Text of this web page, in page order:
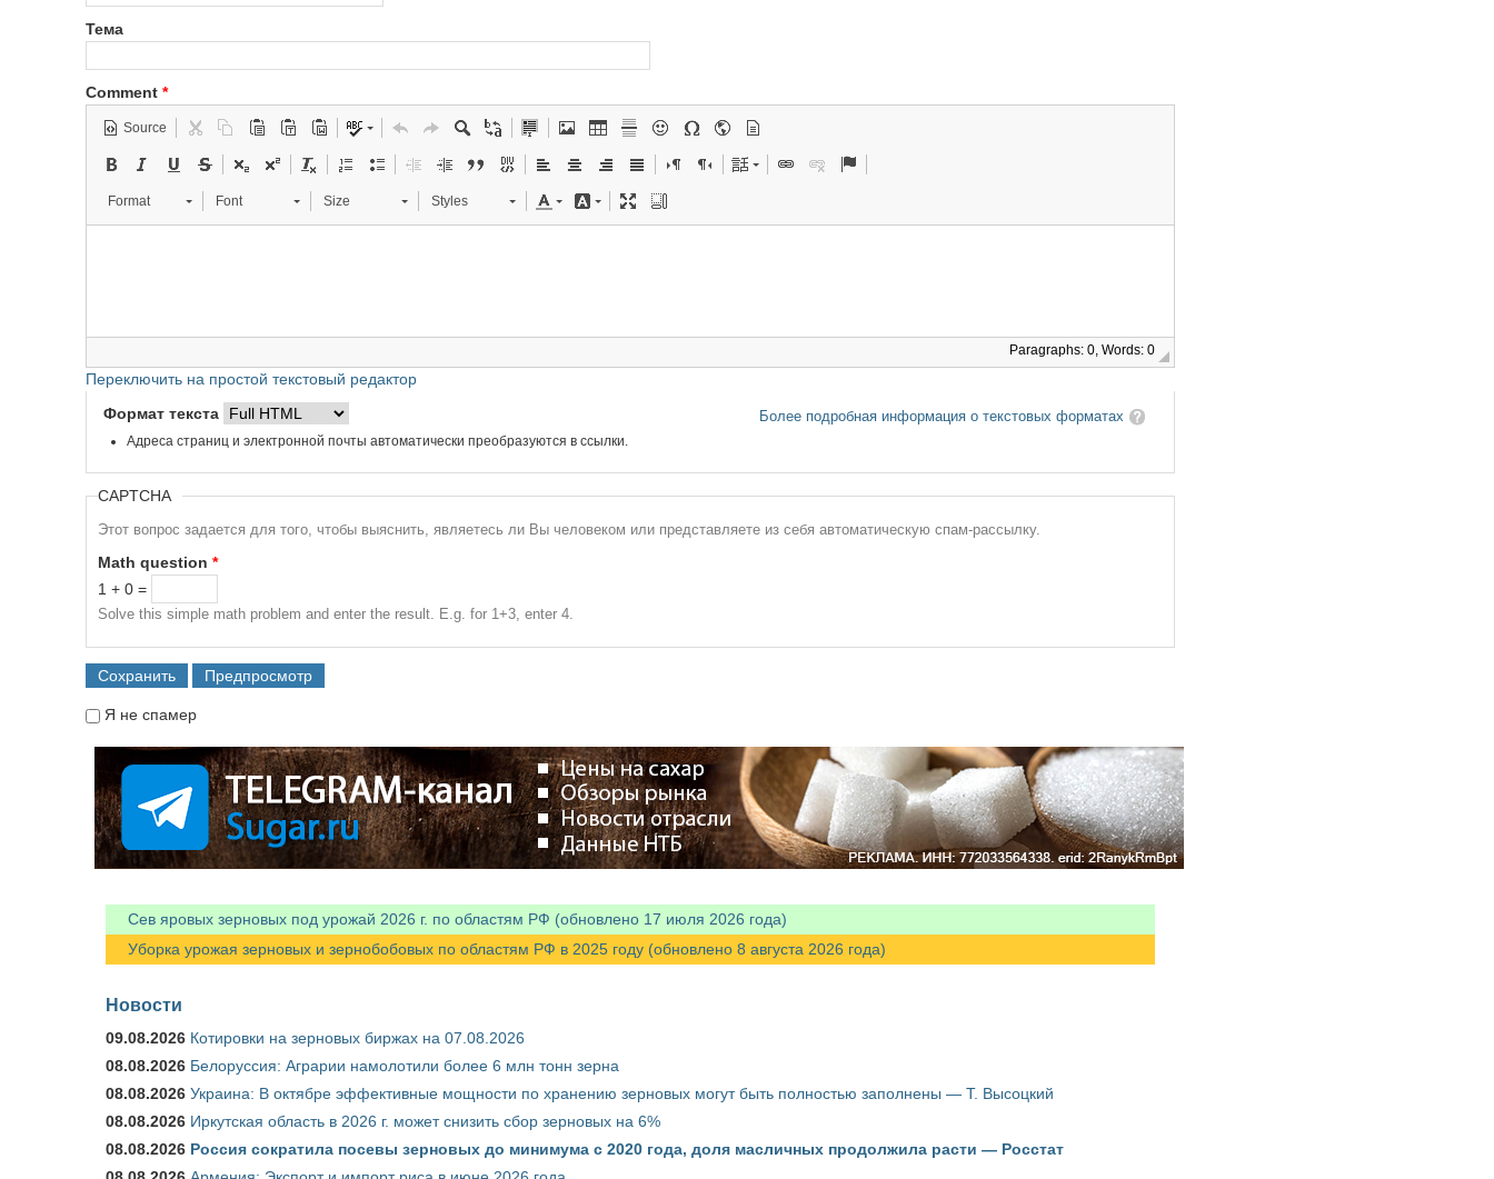
Тема
Comment *
Source
Format Font Size Styles
Paragraphs: 0, Words: 0
Переключить на простой текстовый редактор
Более подробная информация о текстовых форматах
Формат текста
Адреса страниц и электронной почты автоматически преобразуются в ссылки.
CAPTCHA
Этот вопрос задается для того, чтобы выяснить, являетесь ли Вы человеком или представляете из себя автоматическую спам-рассылку.
Math question *
1 + 0 =
Solve this simple math problem and enter the result. E.g. for 1+3, enter 4.
Я не спамер
Сев яровых зерновых под урожай 2026 г. по областям РФ (обновлено 17 июля 2026 года)
Уборка урожая зерновых и зернобобовых по областям РФ в 2025 году (обновлено 8 августа 2026 года)
Новости
09.08.2026 Котировки на зерновых биржах на 07.08.2026
08.08.2026 Белоруссия: Аграрии намолотили более 6 млн тонн зерна
08.08.2026 Украина: В октябре эффективные мощности по хранению зерновых могут быть полностью заполнены — Т. Высоцкий
08.08.2026 Иркутская область в 2026 г. может снизить сбор зерновых на 6%
08.08.2026 Россия сократила посевы зерновых до минимума с 2020 года, доля масличных продолжила расти — Росстат